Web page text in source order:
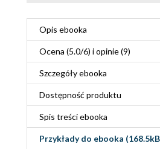
Opis ebooka
Ocena (5.0/6) i opinie (9)
Szczegółyebooka
Dostępność produktu
Spis treściebooka
Przykłady do ebooka